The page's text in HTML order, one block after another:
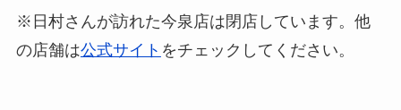
※日村さんが訪れた今泉店は閉店しています。他
の店舗は公式サイト をチェックしてください。